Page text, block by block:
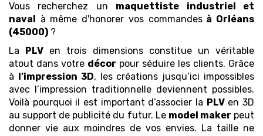
Vous recherchez un maquettiste industriel et
naval à même d'honorer vos commandes à Orléans
(45000) ?
La PLV en trois dimensions constitue un véritable
atout dans votre décor pour séduire les clients. Grâce
à l’impression 3D, les créations jusqu’ici impossibles
avec l’impression traditionnelle deviennent possibles.
Voilà pourquoi il est important d’associer la PLVen 3D
au support de publicité du futur. Le model maker peut
donner vie aux moindres de vos envies. La taille ne